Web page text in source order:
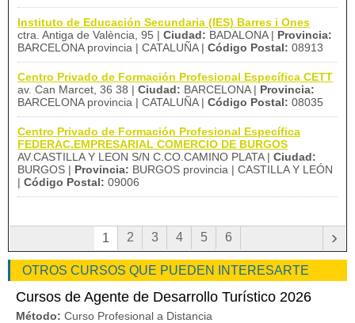
Instituto de Educación Secundaria (IES) Barres i Ones
ctra. Antiga de València, 95 | Ciudad: BADALONA | Provincia:
BARCELONA provincia | CATALUÑA | Código Postal: 08913
Centro Privado de Formación Profesional Específica CETT
av. Can Marcet, 36 38 | Ciudad: BARCELONA | Provincia:
BARCELONA provincia | CATALUÑA | Código Postal: 08035
Centro Privado de Formación Profesional Específica
FEDERAC.EMPRESARIAL COMERCIO DE BURGOS
AV.CASTILLA Y LEON S/N C.CO.CAMINO PLATA | Ciudad:
BURGOS | Provincia: BURGOS provincia | CASTILLA Y LEÓN
| Código Postal: 09006
1 2 3 4 5 6 ›
OTROS CURSOS QUE PUEDEN INTERESARTE
Cursos de Agente de Desarrollo Turístico 2026
Método: Curso Profesional a Distancia